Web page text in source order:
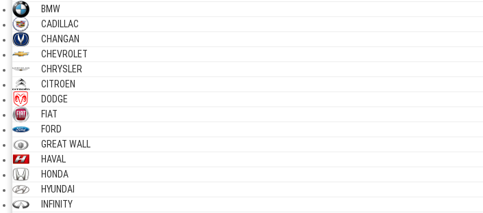
BMW
CADILLAC
CHANGAN
CHEVROLET
CHRYSLER
CITROEN
DODGE
FIAT
FORD
GREAT WALL
HAVAL
HONDA
HYUNDAI
INFINITY